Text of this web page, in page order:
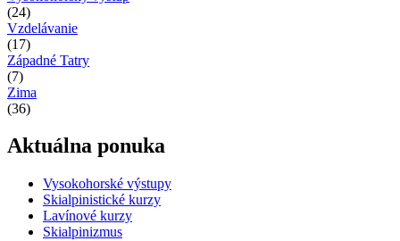
(24)
Vzdelávanie
(17)
Západné Tatry
(7)
Zima
(36)
Aktuálna ponuka
Vysokohorské výstupy
Skialpinistické kurzy
Lavínové kurzy
Skialpinizmus